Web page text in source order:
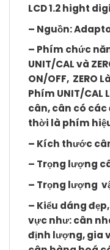
LCD 1.2 hight
– Nguồn:
– Phím chức
UNIT/CAL và
ON/OFF, ZERO
Phím UNIT/CAL
cân, cân có các
thời là phím
– Kích thước
– Trọng lượng
– Trọng lượng
– Kiểu dáng
vực như: cân
định lượng, gia